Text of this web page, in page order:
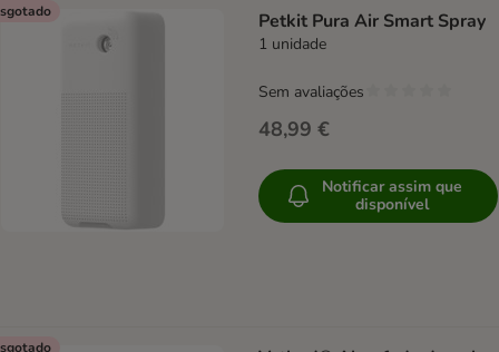
Petkit Pura Air Smart Spray
1 unidade
48,99 €
Sem avaliações
Notificar assim que
disponível